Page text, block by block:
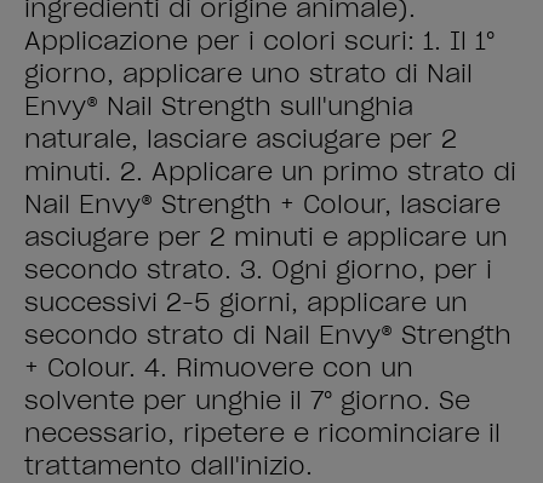
ingredienti di origine animale).
Applicazione per i colori scuri: 1. Il 1°
giorno, applicare uno strato di Nail
Envy® Nail Strength sull'unghia
naturale, lasciare asciugare per 2
minuti. 2. Applicare un primo strato di
Nail Envy® Strength + Colour, lasciare
asciugare per 2 minuti e applicare un
secondo strato. 3. Ogni giorno, per i
successivi 2-5 giorni, applicare un
secondo strato di Nail Envy® Strength
+ Colour. 4. Rimuovere con un
solvente per unghie il 7° giorno. Se
necessario, ripetere e ricominciare il
trattamento dall'inizio.